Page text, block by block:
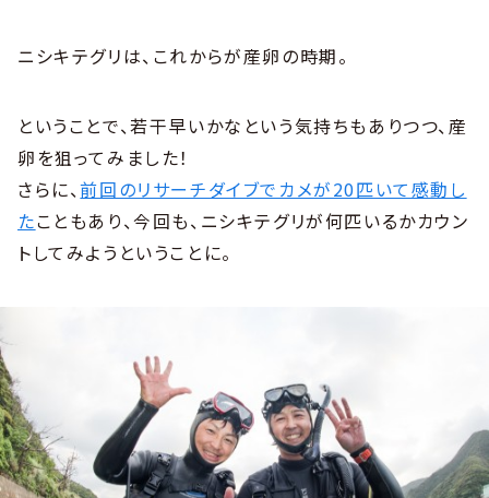
ニシキテグリは、これからが産卵の時期。
ということで、若干早いかなという気持ちもありつつ、産
卵を狙ってみました！
さらに、前回のリサーチダイブでカメが20匹いて感動し
たこともあり、今回も、ニシキテグリが何匹いるかカウン
トしてみようということに。